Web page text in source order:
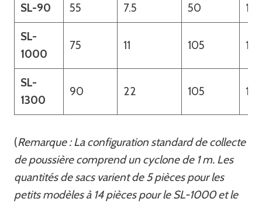
SL-90 55 7.5 50 1m
SL-
1000
75 11 105 1m
SL-
1300
90 22 105 1m
(Remarque : La configuration standard de collecte
de poussière comprend un cyclone de 1 m. Les
quantités de sacs varient de 5 pièces pour les
petits modèles à 14 pièces pour le SL-1000 et le